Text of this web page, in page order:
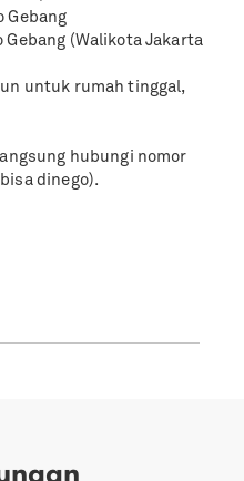
Gebang
(Walikota Jakarta
untuk rumah tinggal,
hubungi nomor
dinego).